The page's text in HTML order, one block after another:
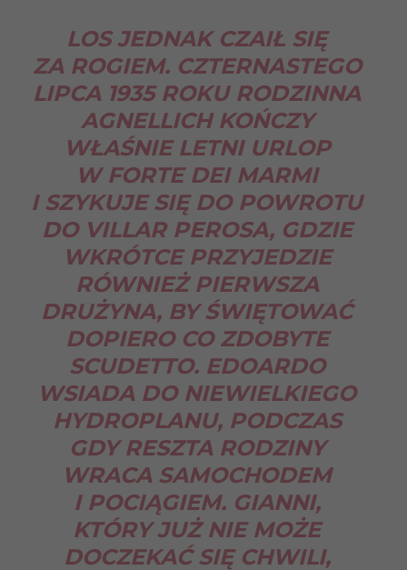
LOS JEDNAK CZAIŁ SIĘ
ZA ROGIEM. CZTERNASTEGO
LIPCA 1935 ROKU RODZINNA
AGNELLICH KOŃCZY
WŁAŚNIE LETNI URLOP
W FORTE DEI MARMI
I SZYKUJE SIĘ DO POWROTU
DO VILLAR PEROSA, GDZIE
WKRÓTCE PRZYJEDZIE
RÓWNIEŻ PIERWSZA
DRUŻYNA, BY ŚWIĘTOWAĆ
DOPIERO CO ZDOBYTE
SCUDETTO. EDOARDO
WSIADA DO NIEWIELKIEGO
HYDROPLANU, PODCZAS
GDY RESZTA RODZINY
WRACA SAMOCHODEM
I POCIĄGIEM. GIANNI,
KTÓRY JUŻ NIE MOŻE
DOCZEKAĆ SIĘ CHWILI,